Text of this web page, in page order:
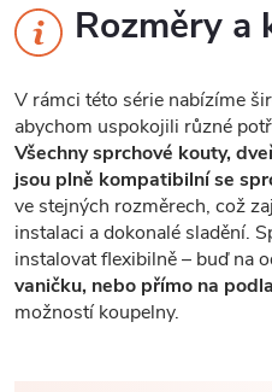
Rozměry a
V rámci této série nabízíme
abychom uspokojili různé
Všechny sprchové kouty,
jsou plně kompatibilní se
ve stejných rozměrech, což
instalaci a dokonalé sladění.
instalovat flexibilně – buď na
vaničku, nebo přímo na
možností koupelny.